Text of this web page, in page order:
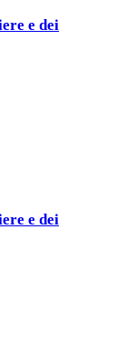
e dei
e dei